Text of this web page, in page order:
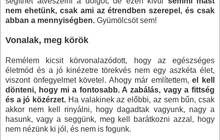
nem ehetünk, csak ami az étrendben szerepel, és csak
abban a mennyiségben. Gyümölcsöt sem!
Vonalak, meg körök
Remélem kicsit körvonalazódott, hogy az egészséges
életmód és a jó kinézetre törekvés nem egy aszkéta élet,
viszont önfegyelmet követel. Ahogy már említettem,el kell
dönteni, hogy mi a fontosabb. A zabálás, vagy a fittség
és a jó közérzet. Ha valakinek az előbbi, az sem bűn, csak
akkor nem kell rinyálni, hogy dagadtak vagyunk, nagy a
hasunk, vagy a seggünk, meg kell barátkozni azzal, hogy
nem nézünk ki jól, és nem is fogunk.